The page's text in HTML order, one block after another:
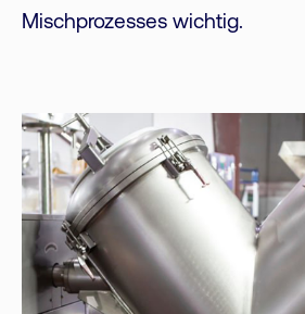
Mischprozesses wichtig.